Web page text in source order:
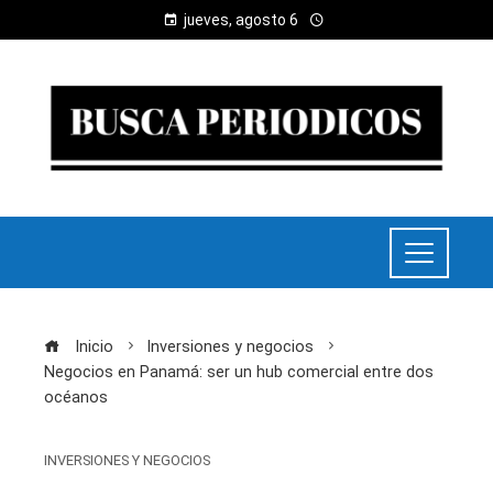
jueves, agosto 6
Inicio
Inversiones y negocios
Negocios en Panamá: ser un hub comercial entre dos
océanos
INVERSIONES Y NEGOCIOS